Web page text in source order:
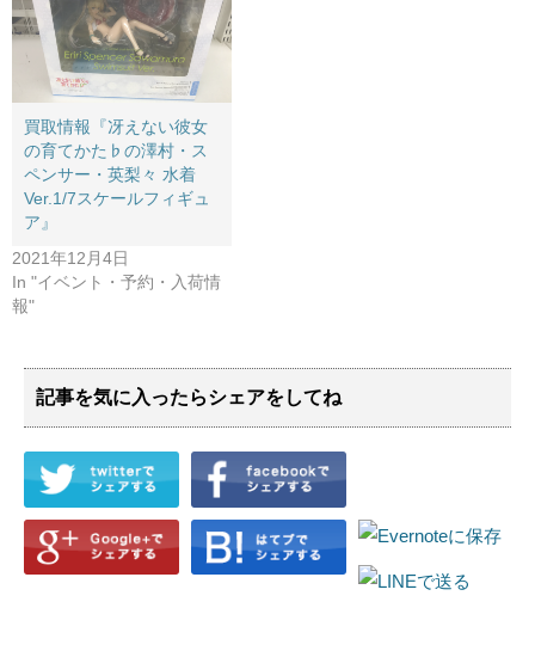
買取情報『冴えない彼女
の育てかた♭の澤村・ス
ペンサー・英梨々 ​水着
Ver.1/7スケールフィギュ
ア』
2021年12月4日
In "イベント・予約・入荷情
報"
記事を気に入ったらシェアをしてね